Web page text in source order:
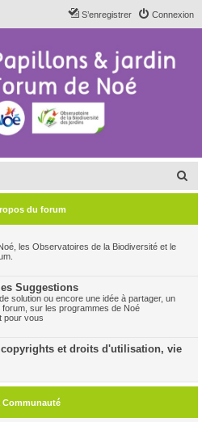
Connexion
S’enregistrer
e
du forum
les Observatoires de la Biodiversité et le
Suggestions
solution ou encore une idée à partager, un
sur les programmes de Noé
pour vous
et droits d'utilisation, vie
Communauté